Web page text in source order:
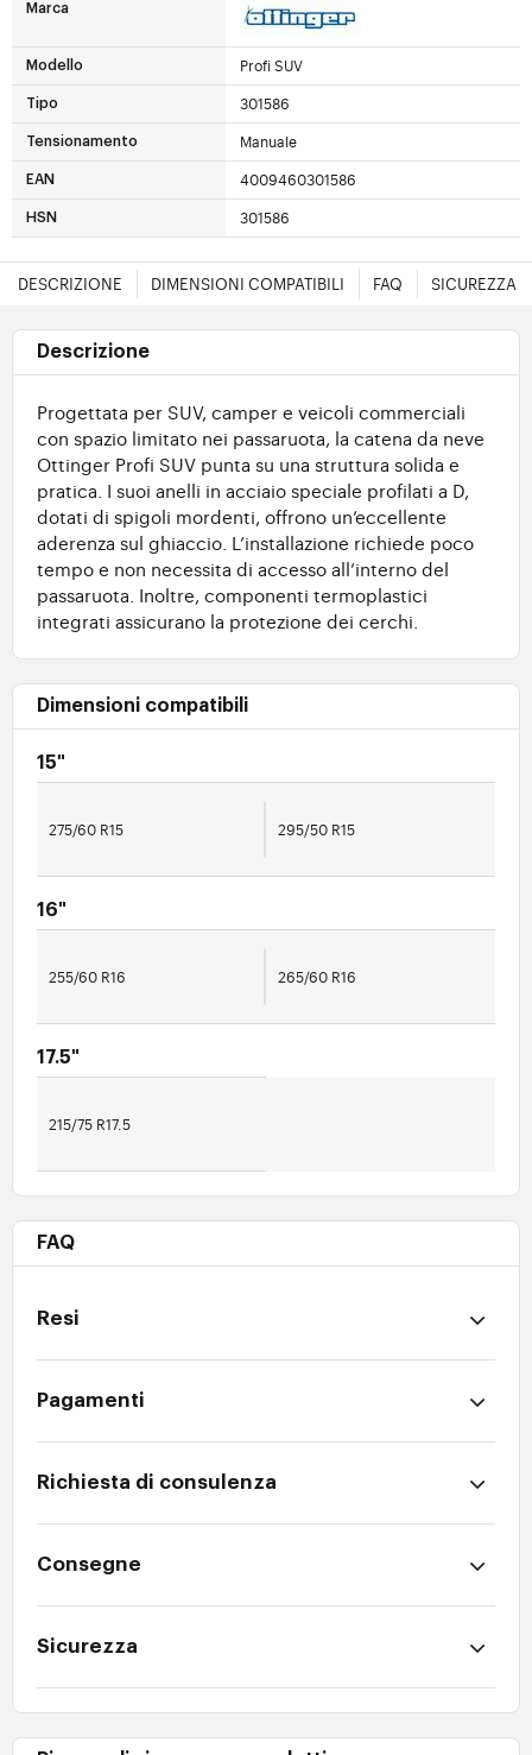
Marca
Modello Profi SUV
Tipo 301586
Tensionamento Manuale
EAN 4009460301586
HSN 301586
DESCRIZIONE DIMENSIONI COMPATIBILI FAQ SICUREZZA
Descrizione
Progettata per SUV, camper e veicoli commerciali
con spazio limitato nei passaruota, la catena da neve
Ottinger Profi SUV punta su una struttura solida e
pratica. I suoi anelli in acciaio speciale profilati a D,
dotati di spigoli mordenti, offrono un’eccellente
aderenza sul ghiaccio. L’installazione richiede poco
tempo e non necessita di accesso all’interno del
passaruota. Inoltre, componenti termoplastici
integrati assicurano la protezione dei cerchi.
Dimensioni compatibili
15"
275/60 R15 295/50 R15
16"
255/60 R16 265/60 R16
17.5"
215/75 R17.5
FAQ
Resi
Pagamenti
Richiesta di consulenza
Consegne
Sicurezza